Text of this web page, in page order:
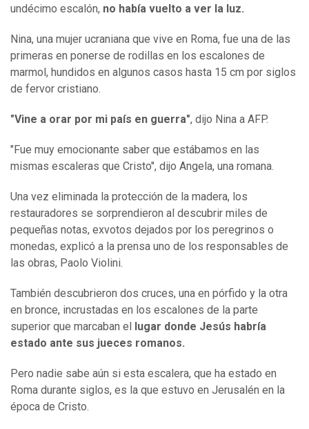
undécimo escalón, no había vuelto a ver la luz.
Nina, una mujer ucraniana que vive en Roma, fue una de las
primeras en ponerse de rodillas en los escalones de
marmol, hundidos en algunos casos hasta 15 cm por siglos
de fervor cristiano.
"Vine a orar por mi país en guerra", dijo Nina a AFP.
"Fue muy emocionante saber que estábamos en las
mismas escaleras que Cristo", dijo Angela, una romana.
Una vez eliminada la protección de la madera, los
restauradores se sorprendieron al descubrir miles de
pequeñas notas, exvotos dejados por los peregrinos o
monedas, explicó a la prensa uno de los responsables de
las obras, Paolo Violini.
También descubrieron dos cruces, una en pórfido y la otra
en bronce, incrustadas en los escalones de la parte
superior que marcaban el
lugar donde Jesús habría
estado ante sus jueces romanos.
Pero nadie sabe aún si esta escalera, que ha estado en
Roma durante siglos, es la que estuvo en Jerusalén en la
época de Cristo.